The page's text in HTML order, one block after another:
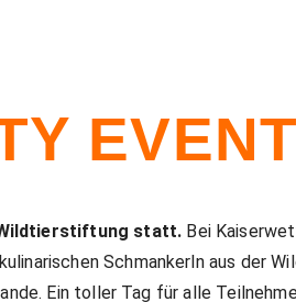
EVENT
Wildtierstiftung statt. Bei
Schmankerln aus der
Ein toller Tag für alle